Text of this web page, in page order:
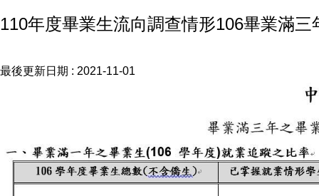
110年度畢業生流向調查情形106畢業滿三
最後更新日期 : 2021-11-01